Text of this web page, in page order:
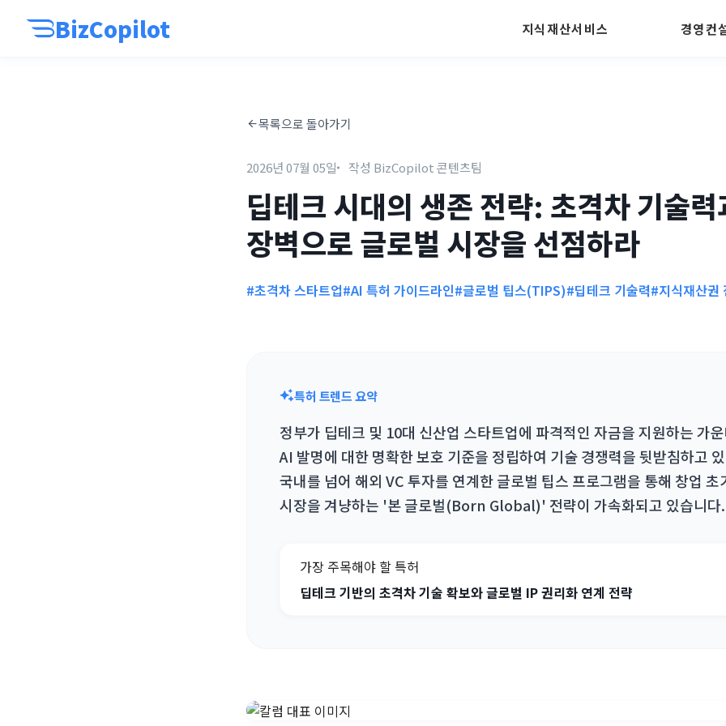
BizCopilot 지식재산서비스 경영컨
목록으로 돌아가기
2026년 07월 05일 작성 BizCopilot 콘텐츠팀
딥테크 시대의 생존 전략: 초격차 기술
장벽으로 글로벌 시장을 선점하라
#초격차 스타트업#AI 특허 가이드라인#글로벌 팁스(TIPS)#딥테크 기술력#지식재산권
특허 트렌드 요약
정부가 딥테크 및 10대 신산업 스타트업에 파격적인 자금을 지원하는 가
AI 발명에 대한 명확한 보호 기준을 정립하여 기술 경쟁력을 뒷받침하고
국내를 넘어 해외 VC 투자를 연계한 글로벌 팁스 프로그램을 통해 창업 초
시장을 겨냥하는 '본 글로벌(Born Global)' 전략이 가속화되고 있습니다.
가장 주목해야 할 특허
딥테크 기반의 초격차 기술 확보와 글로벌 IP 권리화 연계 전략